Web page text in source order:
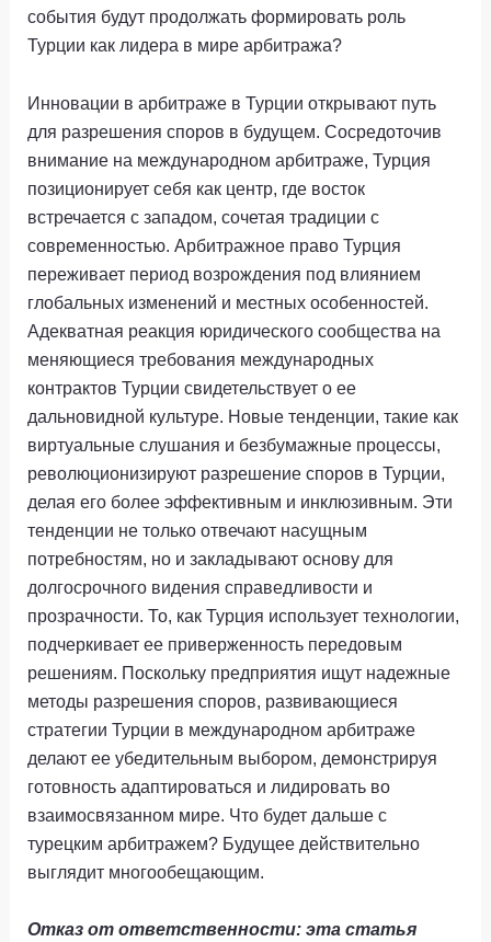
события будут продолжать формировать роль
Турции как лидера в мире арбитража?
Инновации в арбитраже в Турции открывают путь
для разрешения споров в будущем. Сосредоточив
внимание на международном арбитраже, Турция
позиционирует себя как центр, где восток
встречается с западом, сочетая традиции с
современностью. Арбитражное право Турция
переживает период возрождения под влиянием
глобальных изменений и местных особенностей.
Адекватная реакция юридического сообщества на
меняющиеся требования международных
контрактов Турции свидетельствует о ее
дальновидной культуре. Новые тенденции, такие как
виртуальные слушания и безбумажные процессы,
революционизируют разрешение споров в Турции,
делая его более эффективным и инклюзивным. Эти
тенденции не только отвечают насущным
потребностям, но и закладывают основу для
долгосрочного видения справедливости и
прозрачности. То, как Турция использует технологии,
подчеркивает ее приверженность передовым
решениям. Поскольку предприятия ищут надежные
методы разрешения споров, развивающиеся
стратегии Турции в международном арбитраже
делают ее убедительным выбором, демонстрируя
готовность адаптироваться и лидировать во
взаимосвязанном мире. Что будет дальше с
турецким арбитражем? Будущее действительно
выглядит многообещающим.
Отказ от ответственности: эта статья